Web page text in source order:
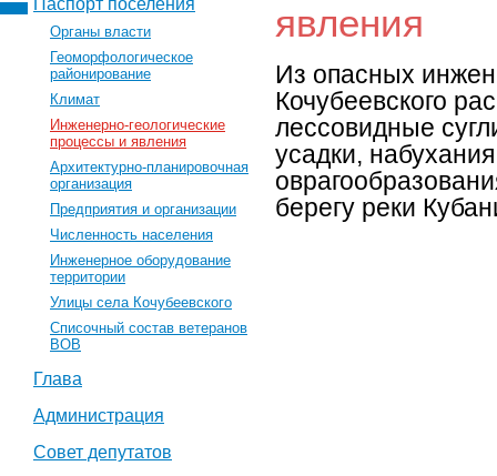
Паспорт поселения
Органы власти
Геоморфологическое
районирование
Климат
Инженерно-геологические
процессы и явления
Архитектурно-планировочная
организация
Предприятия и организации
Численность населения
Инженерное оборудование
территории
Улицы села Кочубеевского
Списочный состав ветеранов
ВОВ
Глава
Администрация
Совет депутатов
явления
Из опасных
Кочубеевского
лессовидные
усадки,
берегу реки